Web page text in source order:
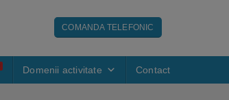
COMANDA TELEFONIC
Domenii activitate Contact